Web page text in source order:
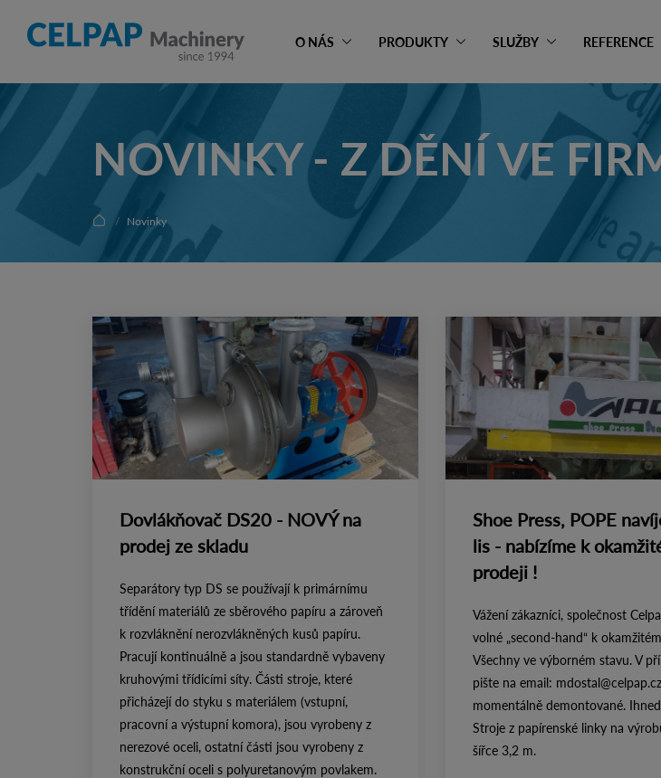
O NÁS PRODUKTY SLUŽBY REFERENCE
NOVINKY - Z DĚNÍ VE
Novinky
Dovlákňovač DS20 - NOVÝ na
prodej ze skladu
Separátory typ DS se používají k primárnímu
třídění materiálů ze sběrového papíru a zároveň
k rozvláknění nerozvlákněných kusů papíru.
Pracují kontinuálně a jsou standardně vybaveny
kruhovými třídicími síty. Části stroje, které
přicházejí do styku s materiálem (vstupní,
pracovní a výstupní komora), jsou vyrobeny z
nerezové oceli, ostatní části jsou vyrobeny z
konstrukční oceli s polyuretanovým povlakem.
Shoe Press, POPE
lis - nabízíme k
prodeji !
Vážení zákazníci, společnost
volné „second-hand“ k
Všechny ve výborném stavu. V
pište na email:
momentálně demontované.
Stroje z papírenské linky na
šířce 3,2 m.